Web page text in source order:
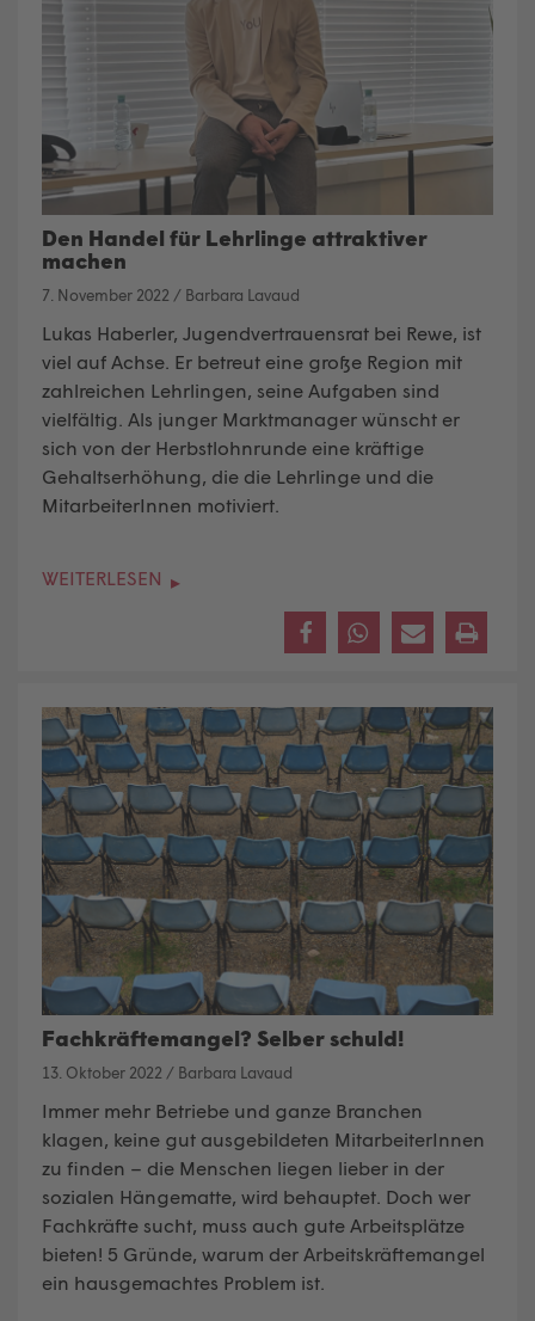
Den Handel für Lehrlinge attraktiver
machen
7. November 2022 / Barbara Lavaud
Lukas Haberler, Jugendvertrauensrat bei Rewe, ist
viel auf Achse. Er betreut eine große Region mit
zahlreichen Lehrlingen, seine Aufgaben sind
vielfältig. Als junger Marktmanager wünscht er
sich von der Herbstlohnrunde eine kräftige
Gehaltserhöhung, die die Lehrlinge und die
MitarbeiterInnen motiviert.
WEITERLESEN
Fachkräftemangel? Selber schuld!
13. Oktober 2022 / Barbara Lavaud
Immer mehr Betriebe und ganze Branchen
klagen, keine gut ausgebildeten MitarbeiterInnen
zu finden – die Menschen liegen lieber in der
sozialen Hängematte, wird behauptet. Doch wer
Fachkräfte sucht, muss auch gute Arbeitsplätze
bieten! 5 Gründe, warum der Arbeitskräftemangel
ein hausgemachtes Problem ist.